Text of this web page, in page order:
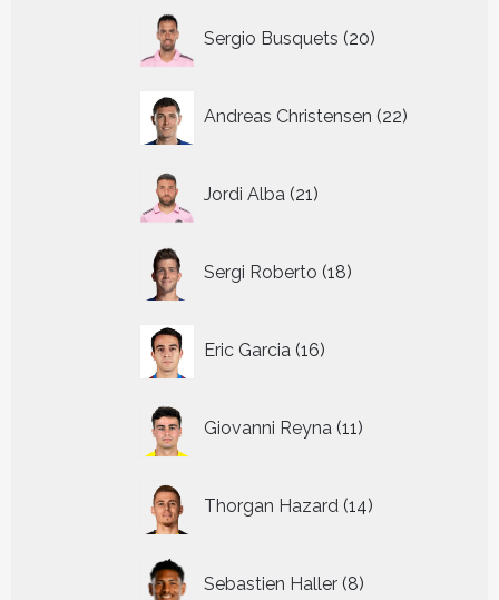
Sergio Busquets 20
producten
Andreas Christensen 22
producten
Jordi Alba 21
producten
Sergi Roberto 18
producten
Eric Garcia 16
producten
Giovanni Reyna 11
producten
Thorgan Hazard 14
producten
Sebastien Haller 8